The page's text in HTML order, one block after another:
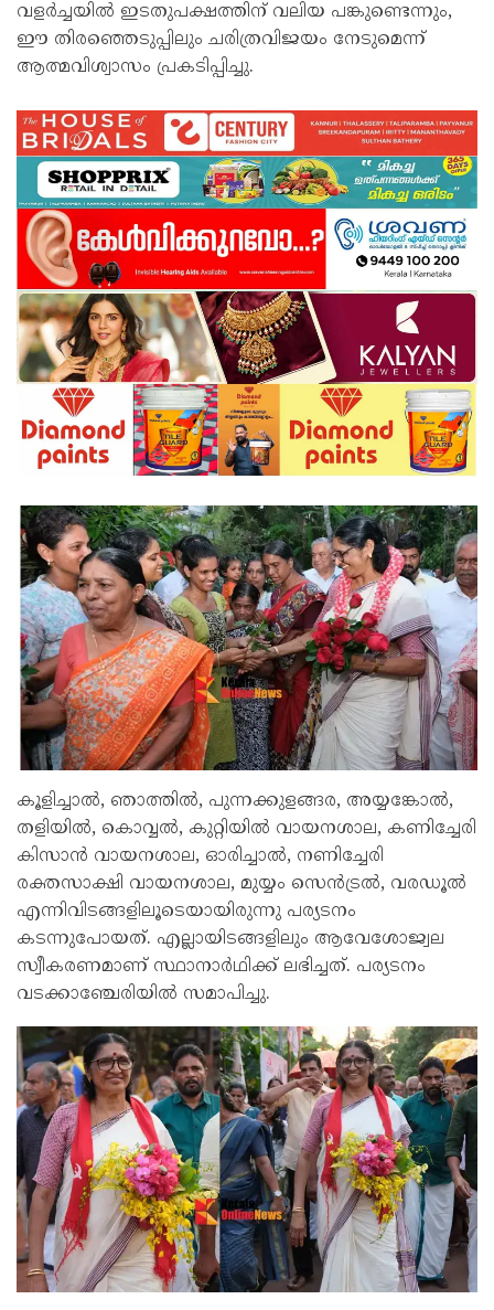
വളർച്ചയിൽ ഇടതുപക്ഷത്തിന് വലിയ പങ്കുണ്ടെന്നും,
ഈ തിരഞ്ഞെടുപ്പിലും ചരിത്രവിജയം നേടുമെന്ന്
ആത്മവിശ്വാസം പ്രകടിപ്പിച്ചു.
കൂളിച്ചാൽ, ഞാത്തിൽ, പുന്നക്കുളങ്ങര, അയ്യങ്കോൽ,
തളിയിൽ, കൊവ്വൽ, കുറ്റിയിൽ വായനശാല, കണിച്ചേരി
കിസാൻ വായനശാല, ഓരിച്ചാൽ, നണിച്ചേരി
രക്തസാക്ഷി വായനശാല, മുയ്യം സെൻട്രൽ, വരഡൂൽ
എന്നിവിടങ്ങളിലൂടെയായിരുന്നു പര്യടനം
കടന്നുപോയത്. എല്ലായിടങ്ങളിലും ആവേശോജ്വല
സ്വീകരണമാണ് സ്ഥാനാർഥിക്ക് ലഭിച്ചത്. പര്യടനം
വടക്കാഞ്ചേരിയിൽ സമാപിച്ചു.